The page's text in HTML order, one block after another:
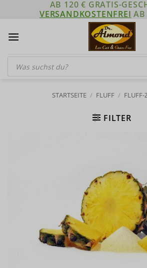
AB 120 € GRATIS-
VERSANDKOSTENFREI AB
Products
search
STARTSEITE / FLUFF / FLUFF-
FILTER